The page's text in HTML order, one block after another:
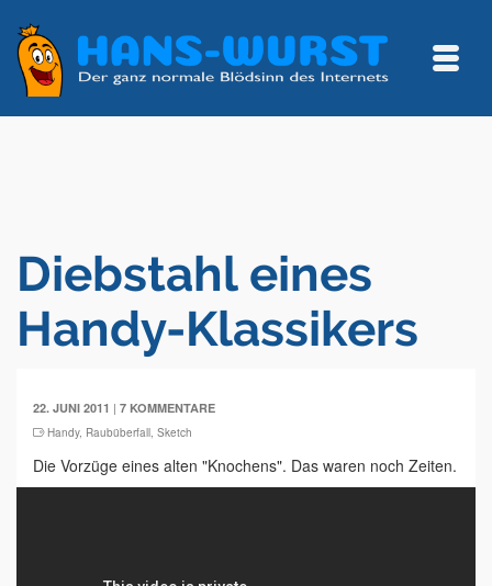
Diebstahl eines
Handy-Klassikers
22. JUNI 2011 | 7 KOMMENTARE
Handy, Raubüberfall, Sketch
Die Vorzüge eines alten "Knochens". Das waren noch Zeiten.